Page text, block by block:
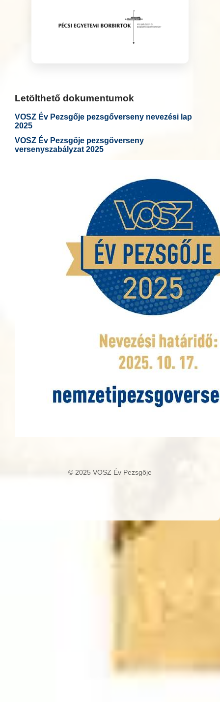
Letölthető dokumentumok
VOSZ Év Pezsgője pezsgőverseny nevezési lap
2025
VOSZ Év Pezsgője pezsgőverseny
versenyszabályzat 2025
© 2025 VOSZ Év Pezsgője